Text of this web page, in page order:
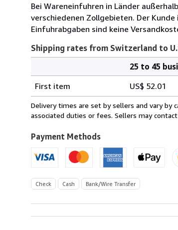
Bei Wareneinfuhren in Länder
verschiedenen Zollgebieten. Der
Einfuhrabgaben sind keine
Shipping rates from Switzerland to
rates
from
Switzerland
U.S.A.
25 to 45
First item
US$ 52.01
Delivery times are set by sellers and vary by
associated duties or fees. Sellers may
Payment Methods
Check Cash Bank/Wire Transfer